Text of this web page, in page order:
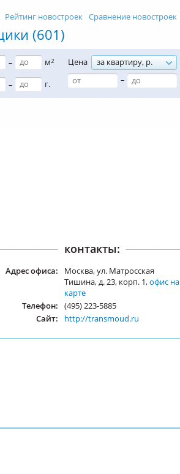
(601)
Рейтинг новостроек Сравнение новостроек
– м2
– г.
Цена
за квартиру, р.
–
контакты:
Адрес офиса:
Москва, ул. Матросская
Тишина, д. 23, корп. 1,офис на
карте
Телефон:
(495) 223-5885
Сайт:
http://transmoud.ru